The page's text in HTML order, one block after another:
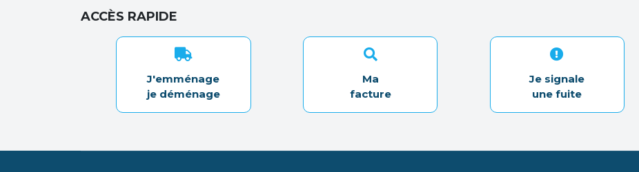
ACCÈS RAPIDE
J'emménage
je déménage
Ma
facture
Je signale
une fuite